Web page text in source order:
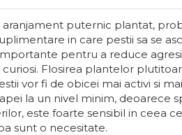
puternic plantat,
in care pestii sa se
pentru a reduce
Flosirea plantelor
vor fi de obicei mai activi si
la un nivel minim, deoarece
este foarte sensibil in ceea
sunt o necesitate.
15